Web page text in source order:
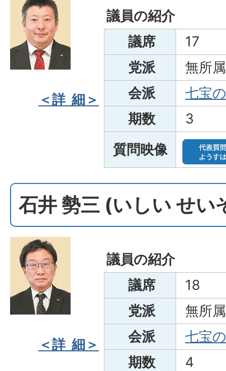
＜詳 細＞
議員の紹介
議席
17
党派
無所属
会派
七宝
期数
3
質問映像
石井 勢三 (いしい せい
＜詳 細＞
議員の紹介
議席
18
党派
無所属
会派
七宝
期数
4